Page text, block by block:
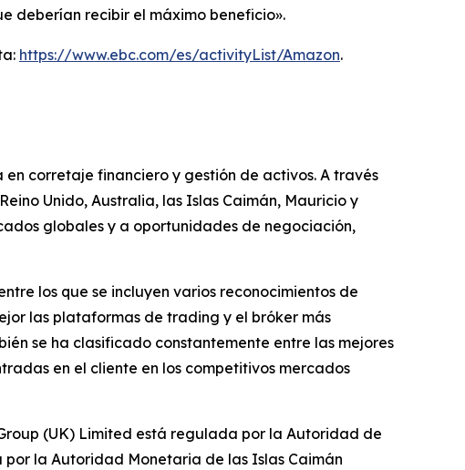
deberían recibir el máximo beneficio».
https://www.ebc.com/es/activityList/Amazon.
corretaje financiero y gestión de activos. A través
Unido, Australia, las Islas Caimán, Mauricio y
globales y a oportunidades de negociación,
los que se incluyen varios reconocimientos de
las plataformas de trading y el bróker más
se ha clasificado constantemente entre las mejores
en el cliente en los competitivos mercados
(UK) Limited está regulada por la Autoridad de
por la Autoridad Monetaria de las Islas Caimán